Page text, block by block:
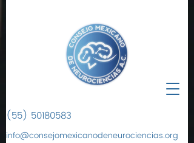
info@consejomexicanodeneurociencias.org
(55) 50180583